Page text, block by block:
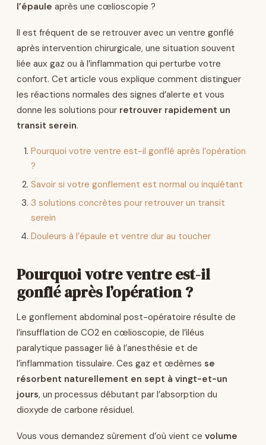
l’épaule après une cœlioscopie ?
Il est fréquent de se retrouver avec un ventre gonflé
après intervention chirurgicale, une situation souvent
liée aux gaz ou à l’inflammation qui perturbe votre
confort. Cet article vous explique comment distinguer
les réactions normales des signes d’alerte et vous
donne les solutions pour retrouver rapidement un
transit serein.
Pourquoi votre ventre est-il gonflé après l’opération
?
Savoir si votre gonflement est normal ou inquiétant
3 solutions concrètes pour retrouver un transit
serein
Douleurs à l’épaule et ventre dur au toucher
Pourquoi votre ventre est-il
gonflé après l’opération ?
Le gonflement abdominal post-opératoire résulte de
l’insufflation de CO2 en cœlioscopie, de l’iléus
paralytique passager lié à l’anesthésie et de
l’inflammation tissulaire. Ces gaz et œdèmes se
résorbent naturellement en sept à vingt-et-un
jours, un processus débutant par l’absorption du
dioxyde de carbone résiduel.
Vous vous demandez sûrement d’où vient ce volume